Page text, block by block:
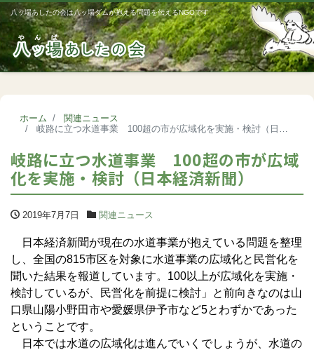
八ッ場あしたの会は八ッ場ダムが抱える問題を伝えるNGOです
ホーム
関連ニュース
岐路に立つ水道事業 100超の市が広域化を実施・検討（日本経済新聞）
岐路に立つ水道事業 100超の市が広域
化を実施・検討（日本経済新聞）
2019年7月7日 関連ニュース
日本経済新聞が現在の水道事業が抱えている問題を整理
し、全国の815市区を対象に水道事業の広域化と民営化を
聞いた結果を報道しています。100以上が広域化を実施・
検討しているが、民営化を前提に検討」と前向きなのは山
口県山陽小野田市や愛媛県伊予市など5とわずかであった
ということです。
日本では水道の広域化は進んでいくでしょうが、水道の